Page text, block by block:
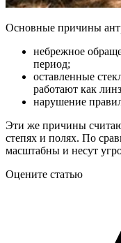
Основные причины
небрежное
период;
оставленные
работают как
нарушение
Эти же причины
степях и полях. По
масштабны и несут
Оцените статью